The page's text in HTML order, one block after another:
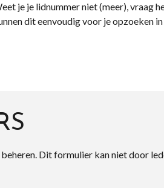
je je lidnummer niet (meer), vraag
dit eenvoudig voor je opzoeken
Dit formulier kan niet door